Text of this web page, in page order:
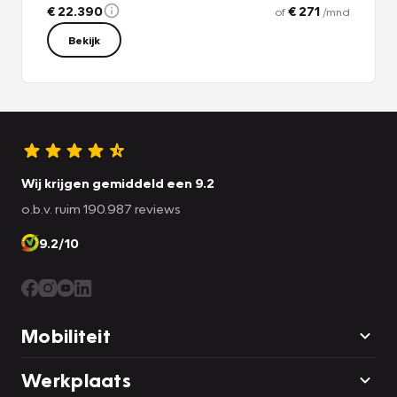
• Fiscaal voordeel op alle nieuwe modellen en occasions
Vraag aan uw accountant of het fiscaal voordelig is als u
voor het einde van dit jaar een Indian Motorcycle
€ 22.390 of€ 271 /mnd
Bekijk
Wij krijgen gemiddeld een 9.2
o.b.v. ruim 190.987 reviews
9.2/10
Mobiliteit
Werkplaats